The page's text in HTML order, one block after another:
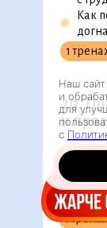
20.
и
Как
Как
Как
◉
◉
◉
1
Как
Как
1
◉
Наш
и
для
с